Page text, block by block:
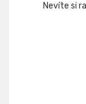
Nevíte si